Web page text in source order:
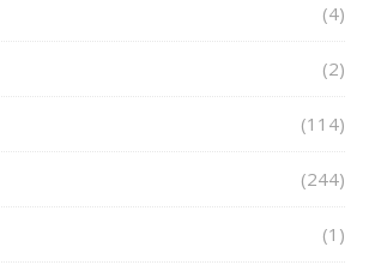
(4)
(2)
(114)
(244)
(1)